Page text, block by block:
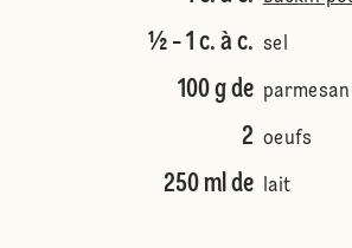
½ - 1 c. à c. sel
100 g de
2 oeufs
250 ml de lait